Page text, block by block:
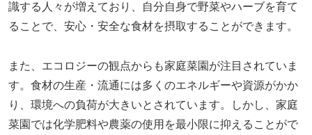
識する人々が増えており、自分自身で野菜やハーブを育て
ることで、安心・安全な食材を摂取することができます。
また、エコロジーの観点からも家庭菜園が注目されていま
す。食材の生産・流通には多くのエネルギーや資源がかか
り、環境への負荷が大きいとされています。しかし、家庭
菜園では化学肥料や農薬の使用を最小限に抑えることがで